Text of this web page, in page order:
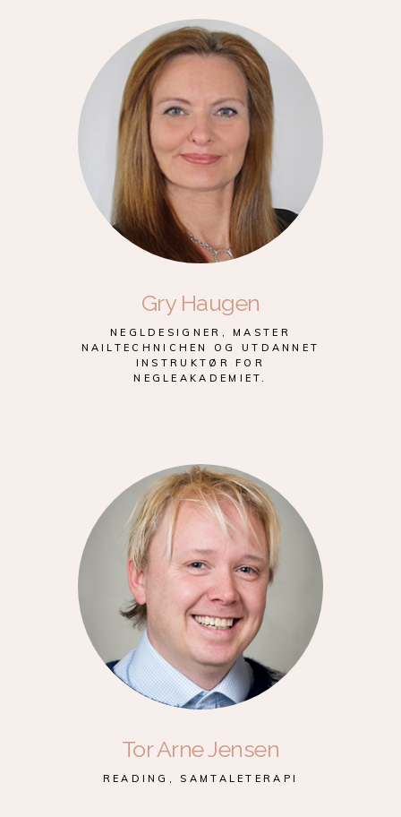
Gry Haugen
NEGLDESIGNER, MASTER
NAILTECHNICHEN OG UTDANNET
INSTRUKTØR FOR
NEGLEAKADEMIET.
Tor Arne Jensen
READING, SAMTALETERAPI